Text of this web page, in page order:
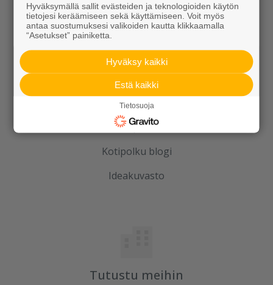
Ideoidaan yhdessä
Kotipolku
Kotipolku blogi
Ideakuvasto
Tutustu meihin
Hyväksymällä sallit evästeiden ja teknologioiden käytön
tietojesi keräämiseen sekä käyttämiseen. Voit myös
antaa suostumuksesi valikoiden kautta klikkaamalla
“Asetukset” painiketta.
Hyväksy kaikki
Estä kaikki
Tietosuoja